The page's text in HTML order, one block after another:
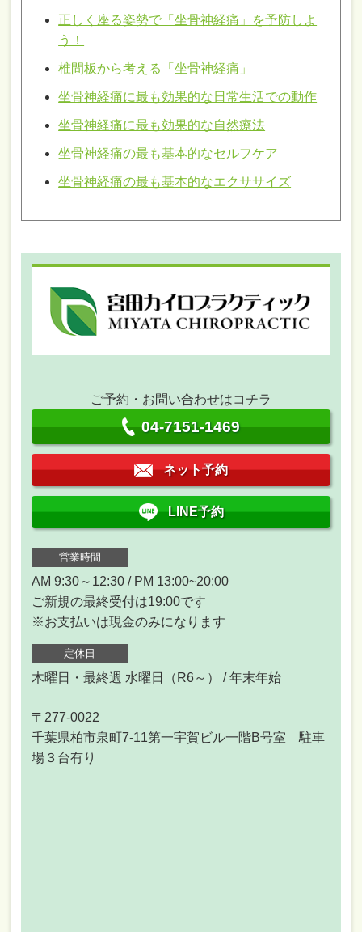
正しく座る姿勢で「坐骨神経痛」を予防しよ
う！
椎間板から考える「坐骨神経痛」
坐骨神経痛に最も効果的な日常生活での動作
坐骨神経痛に最も効果的な自然療法
坐骨神経痛の最も基本的なセルフケア
坐骨神経痛の最も基本的なエクササイズ
ご予約・お問い合わせはコチラ
04-7151-1469
ネット予約
LINE予約
営業時間
AM 9:30～12:30 / PM 13:00~20:00
ご新規の最終受付は19:00です
※お支払いは現金のみになります
定休日
木曜日・最終週 水曜日（R6～） / 年末年始
〒277-0022
千葉県柏市泉町7-11第一宇賀ビル一階B号室 駐車
場３台有り